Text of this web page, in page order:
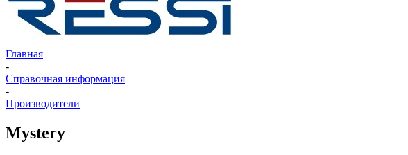
Главная
-
Справочная информация
-
Производители
Mystery